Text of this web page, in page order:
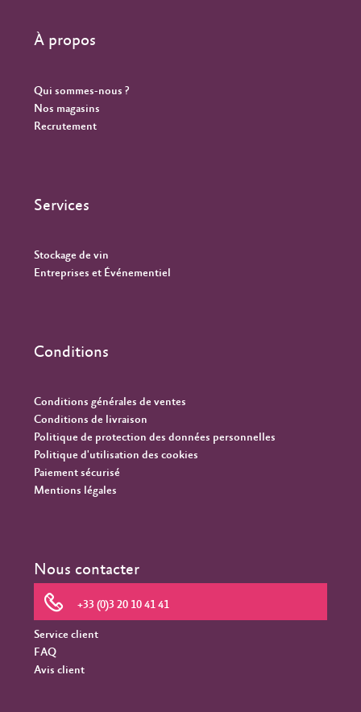
À propos
Qui sommes-nous ?
Nos magasins
Recrutement
Services
Stockage de vin
Entreprises et Événementiel
Conditions
Conditions générales de ventes
Conditions de livraison
Politique de protection des données personnelles
Politique d'utilisation des cookies
Paiement sécurisé
Mentions légales
Nous contacter
+33 (0)3 20 10 41 41
Service client
FAQ
Avis client